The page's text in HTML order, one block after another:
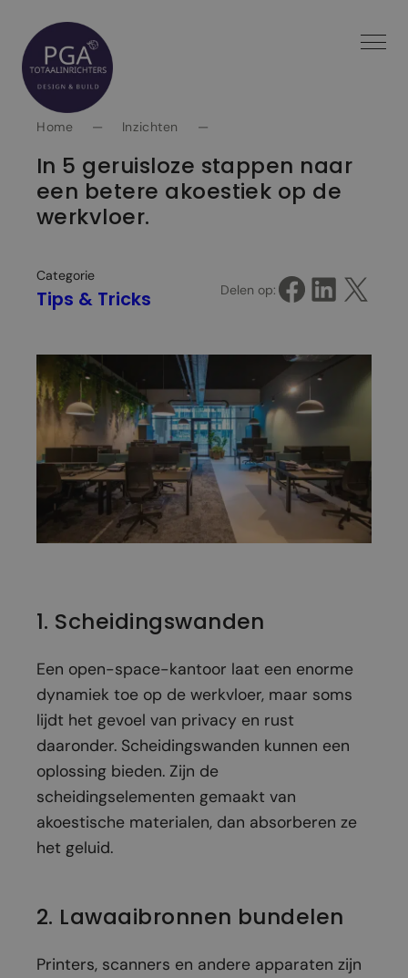
Spring
naar
inhoud
Home — Inzichten —
In 5 geruisloze stappen naar
een betere akoestiek op de
werkvloer.
Categorie
Tips & Tricks Delen op: Delen op Facebook Delen op LinkedIn Delen op X
1. Scheidingswanden
Een open-space-kantoor laat een enorme
dynamiek toe op de werkvloer, maar soms
lijdt het gevoel van privacy en rust
daaronder. Scheidingswanden kunnen een
oplossing bieden. Zijn de
scheidingselementen gemaakt van
akoestische materialen, dan absorberen ze
het geluid.
2. Lawaaibronnen bundelen
Printers, scanners en andere apparaten zijn